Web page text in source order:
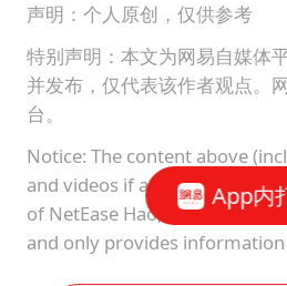
声明：个人原创，仅供参考
特别声明：本文为网易自媒体
并发布，仅代表该作者观点。
台。
Notice: The content above
and videos if any) is uploaded
of NetEase Hao, which is a
and only provides
App内